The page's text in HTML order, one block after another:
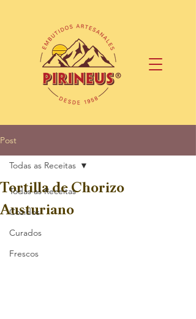
Post
Todas as Receitas
Cozidos
Curados
Frescos
Todas as Receitas
Tortilla de Chorizo
Austuriano